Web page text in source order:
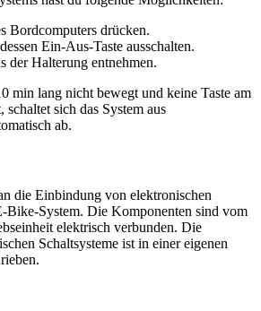
Bordcomputers drücken.
Ein-Aus-Taste ausschalten.
der Halterung entnehmen.
min lang nicht bewegt und keine Taste am
sich das System aus
ab.
die Einbindung von elektronischen
Bike-System. Die Komponenten sind vom
elektrisch verbunden. Die
Schaltsysteme ist in einer eigenen